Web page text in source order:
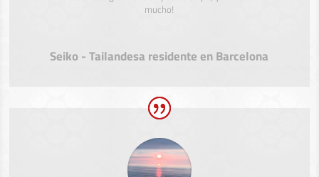
mucho!
Seiko - Tailandesa residente en Barcelona